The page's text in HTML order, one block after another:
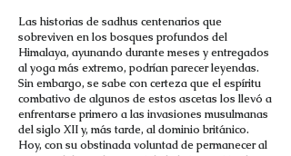
Las historias de sadhus centenarios que
sobreviven en los bosques profundos del
Himalaya, ayunando durante meses y entregados
al yoga más extremo, podrían parecer leyendas.
Sin embargo, se sabe con certeza que el espíritu
combativo de algunos de estos ascetas los llevó a
enfrentarse primero a las invasiones musulmanas
del siglo XII y, más tarde, al dominio británico.
Hoy, con su obstinada voluntad de permanecer al